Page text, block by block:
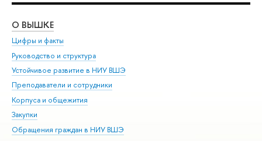
О ВЫШКЕ
Цифры и факты
Руководство и структура
Устойчивое развитие в НИУ ВШЭ
Преподаватели и сотрудники
Корпуса и общежития
Закупки
Обращения граждан в НИУ ВШЭ